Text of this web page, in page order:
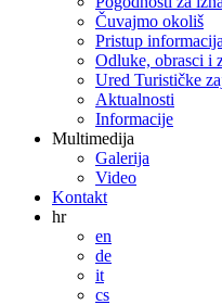
Čuvajmo okoliš
Pristup
Odluke, obrasci i
Ured Turističke
Aktualnosti
Informacije
Multimedija
Galerija
Video
Kontakt
hr
en
de
it
cs